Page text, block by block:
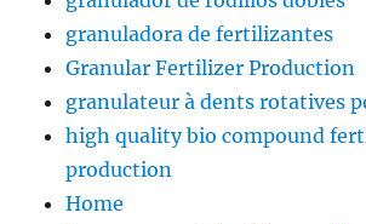
granuladora de fertilizantes
Granular Fertilizer Production
granulateur à dents rotatives
high quality bio compound
production
Home